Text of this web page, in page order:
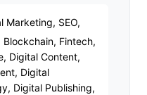
Marketing, SEO,
Fintech,
Digital Content,
Digital
Digital Publishing,